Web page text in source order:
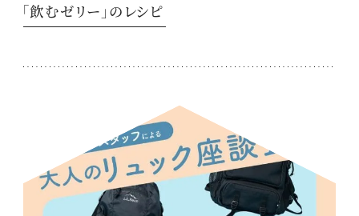
「飲むゼリー」のレシピ